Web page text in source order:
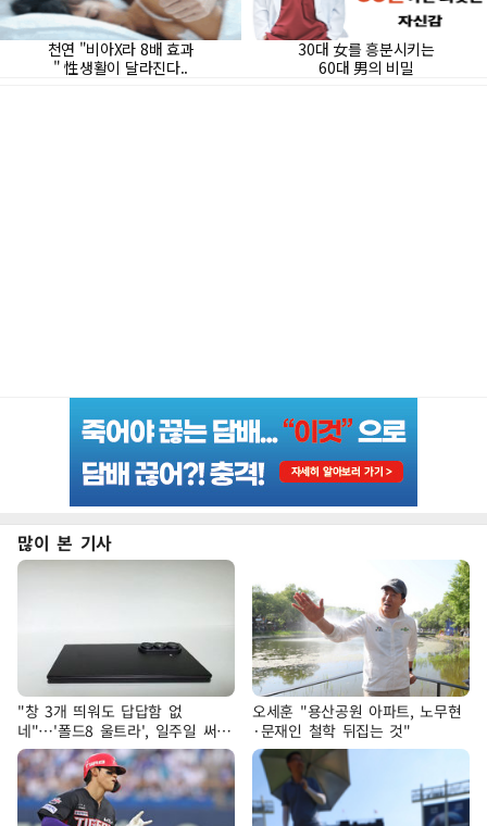
많이 본 기사
"창 3개 띄워도 답답함 없
네"…'폴드8 울트라', 일주일 써보
니
오세훈 "용산공원 아파트, 노무현
·문재인 철학 뒤집는 것"